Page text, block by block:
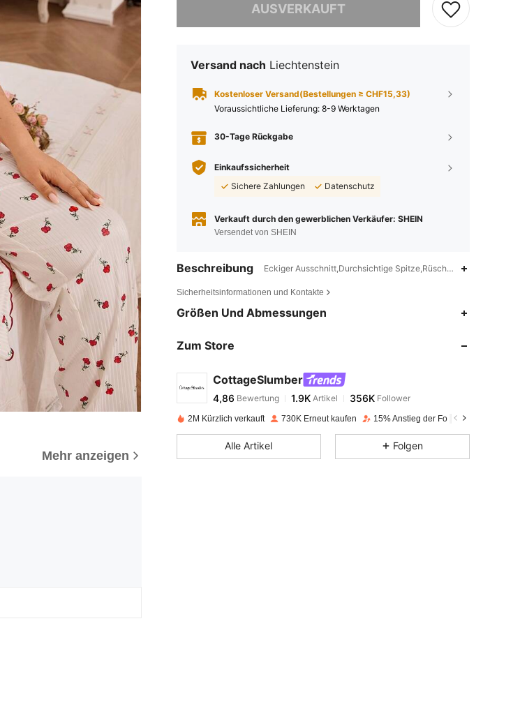
Mehr anzeigen
AUSVERKAUFT
Versand nach Liechtenstein
Kostenloser Versand(Bestellungen ≥ CHF15,33)
Voraussichtliche Lieferung: 8-9 Werktagen
30-Tage Rückgabe
Einkaufssicherheit
Sichere Zahlungen
Datenschutz
Verkauft durch den gewerblichen Verkäufer: SHEIN
Versendet von SHEIN
Beschreibung Eckiger Ausschnitt,Durchsichtige Spitze,Rüschen am Ausschnitt
Sicherheitsinformationen und Kontakte
Größen Und Abmessungen
Zum Store
CottageSlumber
4,86
4,86 Bewertung 1.9KArtikel
a***1bezahltVor 1 Tag
2M Kürzlich verkauft 730K Erneut kaufen 15% Anstieg der Follower
Alle Artikel Folgen